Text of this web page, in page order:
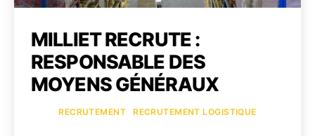
MILLIET RECRUTE :
RESPONSABLE DES
MOYENS GÉNÉRAUX
Catégories
RECRUTEMENT RECRUTEMENT LOGISTIQUE